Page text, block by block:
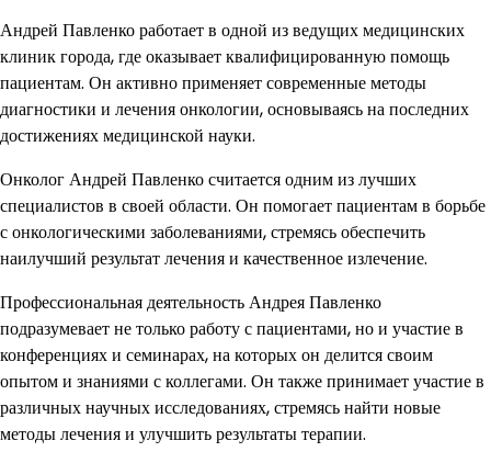
Андрей Павленко работает в одной из ведущих медицинских
клиник города, где оказывает квалифицированную помощь
пациентам. Он активно применяет современные методы
диагностики и лечения онкологии, основываясь на последних
достижениях медицинской науки.
Онколог Андрей Павленко считается одним из лучших
специалистов в своей области. Он помогает пациентам в борьбе
с онкологическими заболеваниями, стремясь обеспечить
наилучший результат лечения и качественное излечение.
Профессиональная деятельность Андрея Павленко
подразумевает не только работу с пациентами, но и участие в
конференциях и семинарах, на которых он делится своим
опытом и знаниями с коллегами. Он также принимает участие в
различных научных исследованиях, стремясь найти новые
методы лечения и улучшить результаты терапии.